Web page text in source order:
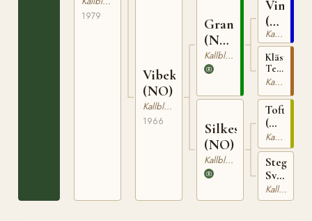
1979
Vibekke
(NO)
Kallblodig Travare
1966
Granvar
(NO)
NT
52
Kallblodig Travare
Silkesvarta
(NO)
Kallblodig Travare
1265
Vinvar
(NO)
T-
230
Kallblodig Travare
Klästad
Terna
(NO)
1427
Kallblodig Travare
(NO)
T-
223
Kallblodig Travare
Stegg
Svarta
(NO)
T-
Kallblodig Travare